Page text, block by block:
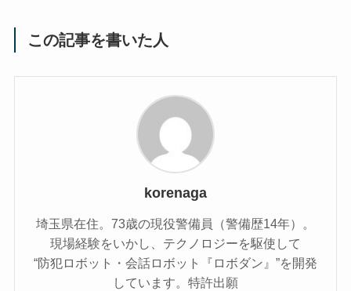
この記事を書いた人
korenaga
埼玉県在住。73歳の現役警備員（警備歴14年）。
現場経験をいかし、テクノロジーを駆使して
“防犯ロボット・会話ロボット『ロボダン』”を開発
しています。特許出願